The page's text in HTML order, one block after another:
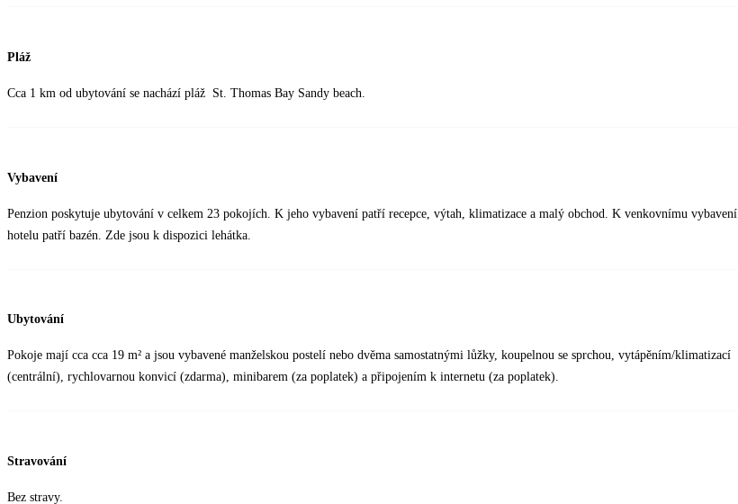
Pláž
Cca 1 km od ubytování se nachází pláž St. Thomas Bay Sandy beach.
Vybavení
Penzion poskytuje ubytování v celkem 23 pokojích. K jeho vybavení patří recepce, výtah, klimatizace a malý obchod. K venkovnímu vybavení
hotelu patří bazén. Zde jsou k dispozici lehátka.
Ubytování
Pokoje mají cca cca 19 m² a jsou vybavené manželskou postelí nebo dvěma samostatnými lůžky, koupelnou se sprchou, vytápěním/klimatizací
(centrální), rychlovarnou konvicí (zdarma), minibarem (za poplatek) a připojením k internetu (za poplatek).
Stravování
Bez stravy.